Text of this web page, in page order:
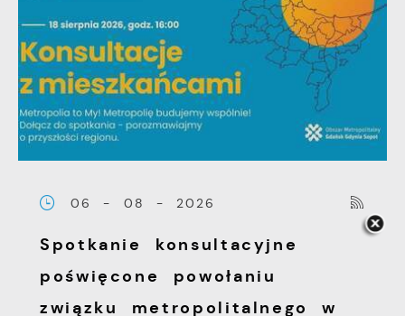
06 - 08 - 2026
Spotkanie konsultacyjne
poświęcone powołaniu
związku metropolitalnego w